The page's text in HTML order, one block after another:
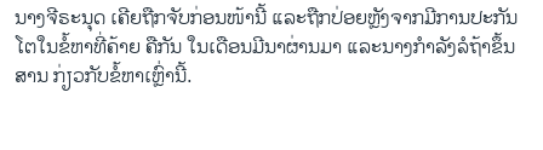
ນາງຈີຣະນຸດ ເຄີຍຖືກຈັບກ່ອນໜ້ານີ້ ແລະຖືກປ່ອຍຫຼັງຈາກມີການປະກັນ
ໂຕໃນຂໍ້ຫາທີ່ຄ້າຍ ຄືກັນ ໃນເດືອນມີນາຜ່ານມາ ແລະນາງກຳລັງລໍຖ້າຂຶ້ນ
ສານ ກ່ຽວກັບຂໍ້ຫາເຫຼົ່ານີ້.